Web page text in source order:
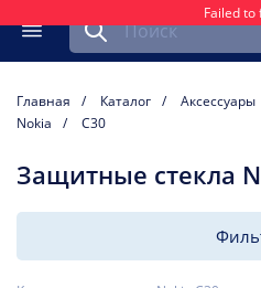
Failed to
Меню
Найти запчасть для
Главная Каталог Аксессуары
Nokia
C30
Защитные стекла